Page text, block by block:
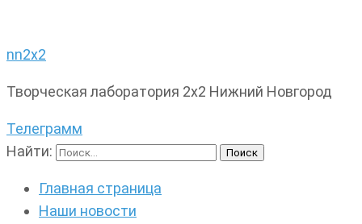
nn2x2
Творческая лаборатория 2х2 Нижний Новгород
Телеграмм
Найти:
Главная страница
Наши новости